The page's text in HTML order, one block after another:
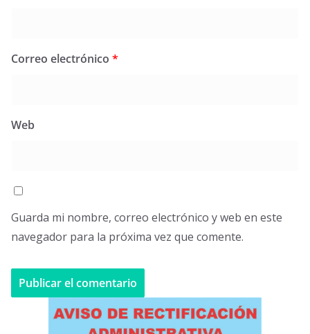
Correo electrónico *
Web
Guarda mi nombre, correo electrónico y web en este
navegador para la próxima vez que comente.